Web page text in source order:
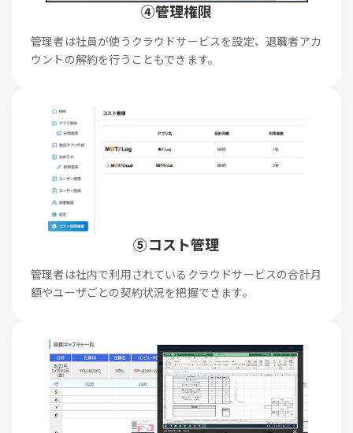
④管理権限
管理者は社員が使うクラウドサービスを設定、退職者アカ
ウントの解約を行うこともできます。
⑤コスト管理
管理者は社内で利用されているクラウドサービスの合計月
額やユーザごとの契約状況を把握できます。